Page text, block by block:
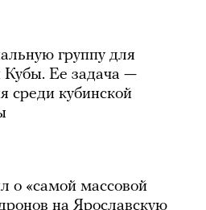
группу для
Кубы. Ее задача —
среди кубинской
о «самой массовой
на Ярославскую